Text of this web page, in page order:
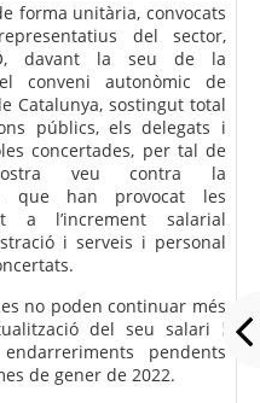
forma unitària, convocats
del sector,
davant la seu de la
conveni autonòmic de
Catalunya, sostingut total
públics, els delegats i
concertades, per tal de
veu contra la
que han provocat les
a l’increment salarial
i serveis i personal
no poden continuar més
del seu salari i
pendents
de gener de 2022.